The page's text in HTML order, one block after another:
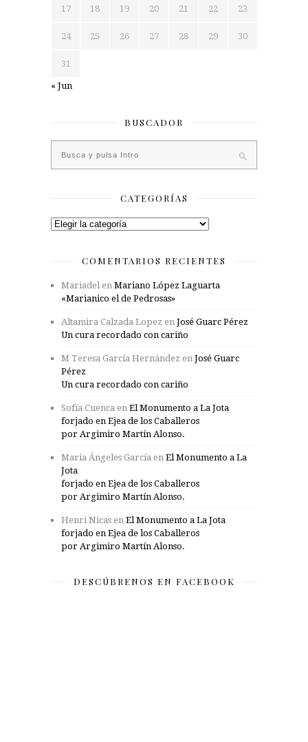
17 18 19 20 21 22 23
24 25 26 27 28 29 30
31
« Jun
BUSCADOR
CATEGORÍAS
Categorías
COMENTARIOS RECIENTES
Mariadelen Mariano López Laguarta
«Marianico el de Pedrosas»
Altamira Calzada Lopez en José Guarc Pérez
Un cura recordado con cariño
M Teresa García Hernández en José Guarc
Pérez
Un cura recordado con cariño
Sofía Cuenca en El Monumento a La Jota
forjado en Ejea de los Caballeros
por Argimiro Martín Alonso.
María Ángeles García en El Monumento a La
Jota
forjado en Ejea de los Caballeros
por Argimiro Martín Alonso.
Henri Nicas en El Monumento a La Jota
forjado en Ejea de los Caballeros
por Argimiro Martín Alonso.
DESCÚBRENOS EN FACEBOOK